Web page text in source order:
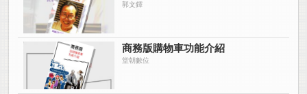
郭文鐸
商務版購物車功能介紹
堂朝數位